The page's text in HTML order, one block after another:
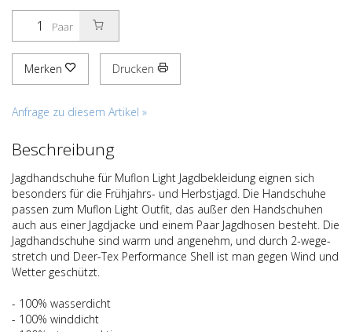
Paar
Merken Drucken
Anfrage zu diesem Artikel »
Beschreibung
Jagdhandschuhe für Muflon Light Jagdbekleidung eignen sich
besonders für die Frühjahrs- und Herbstjagd. Die Handschuhe
passen zum Muflon Light Outfit, das außer den Handschuhen
auch aus einer Jagdjacke und einem Paar Jagdhosen besteht. Die
Jagdhandschuhe sind warm und angenehm, und durch 2-wege-
stretch und Deer-Tex Performance Shell ist man gegen Wind und
Wetter geschützt.
- 100% wasserdicht
- 100% winddicht